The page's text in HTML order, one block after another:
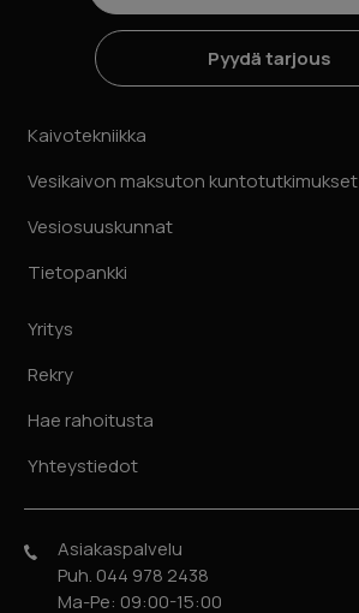
Pyydä tarjous
Kaivotekniikka
Vesikaivon maksuton kuntotutkimukset
Vesiosuuskunnat
Tietopankki
Yritys
Rekry
Hae rahoitusta
Yhteystiedot
Asiakaspalvelu
Puh. 044 978 2438
Ma-Pe: 09:00-15:00